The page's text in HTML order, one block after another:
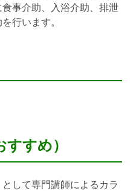
事介助、入浴介助、排泄
行います。
すめ）
して専門講師によるカラ